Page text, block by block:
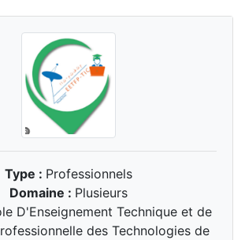
Type : Professionnels
Domaine : Plusieurs
D'Enseignement Technique et de
des Technologies de